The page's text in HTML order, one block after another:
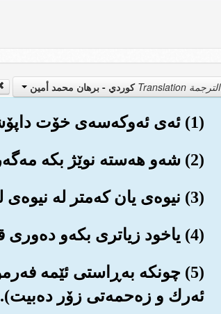
الترجمة Translation كوردي - برهان محمد أمين
(1) ئه‌ی ئه‌وکه‌سه‌ی خۆت داپۆشیووه‌، ئه‌ی محمد صلی الله علیه وسلم
(2) شه‌و هه‌سته نوێژ بکه مه‌گه‌ر که‌مێکی نه‌بێت.
(3) نیوه‌ی یان که‌متر له نیوه‌ی لێ که‌م بکه‌ره‌وه‌.
(4) یاخود زیاتری بکه‌و ده‌وری قورئان بکه‌ره‌وه به وردی و له‌سه‌رخۆ.
(5) چونکه به‌ڕاستی ئێمه
ئه‌رك و زه‌حمه‌تی زۆر ده‌بیت).